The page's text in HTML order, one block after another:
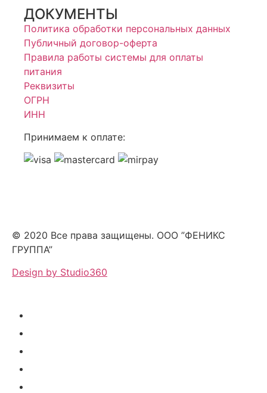
ДОКУМЕНТЫ
Политика обработки персональных данных
Публичный договор-оферта
Правила работы системы для оплаты
питания
Реквизиты
ОГРН
ИНН
Принимаем к оплате:
© 2020 Все права защищены. ООО ”ФЕНИКС
ГРУППА”
Design by Studio360